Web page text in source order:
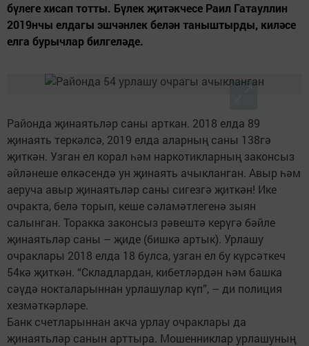
бүлеге хисап тотты. Бүлек җитәкчесе Раил Гатауллин
2019нчы елдагы эшчәнлек белән таныштырды, киләсе
елга бурычлар билгеләде.
Районда җинаятьләр саны арткан. 2018 елда 89
җинаять теркәлсә, 2019 елда аларның саны 138гә
җиткән. Узган ел корал һәм наркотикларның законсыз
әйләнеше өлкәсендә ун җинаять ачыкланган. Авыр һәм
аеруча авыр җинаятьләр саны сигезгә җиткән! Ике
очракта, белә торып, кеше сәламәтлегенә зыян
салынган. Торакка законсыз рәвештә керүгә бәйле
җинаятьләр саны – җиде (бишкә артык). Урлашу
очраклары 2018 елда 18 булса, узган ел бу күрсәткеч
54кә җиткән. “Складлардан, кибетләрдән һәм башка
сәүдә нокталарыннан урлашулар күп”, – ди полиция
хезмәткәрләре.
Банк счетларыннан акча урлау очраклары да
җинаятьләр санын арттыра. Мошенниклар урлашуның